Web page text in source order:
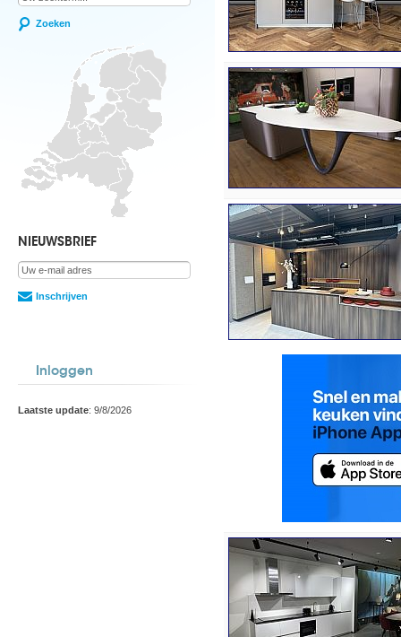
Zoeken
NIEUWSBRIEF
Inschrijven
Inloggen
Laatste update: 9/8/2026